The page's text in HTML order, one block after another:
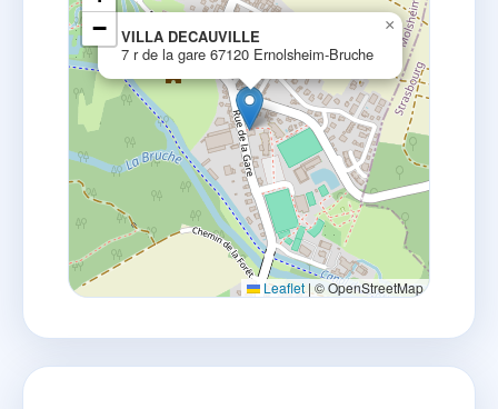
VILLA DECAUVILLE
7 r de la gare 67120 Ernolsheim-Bruche
×
−
Leaflet | © OpenStreetMap